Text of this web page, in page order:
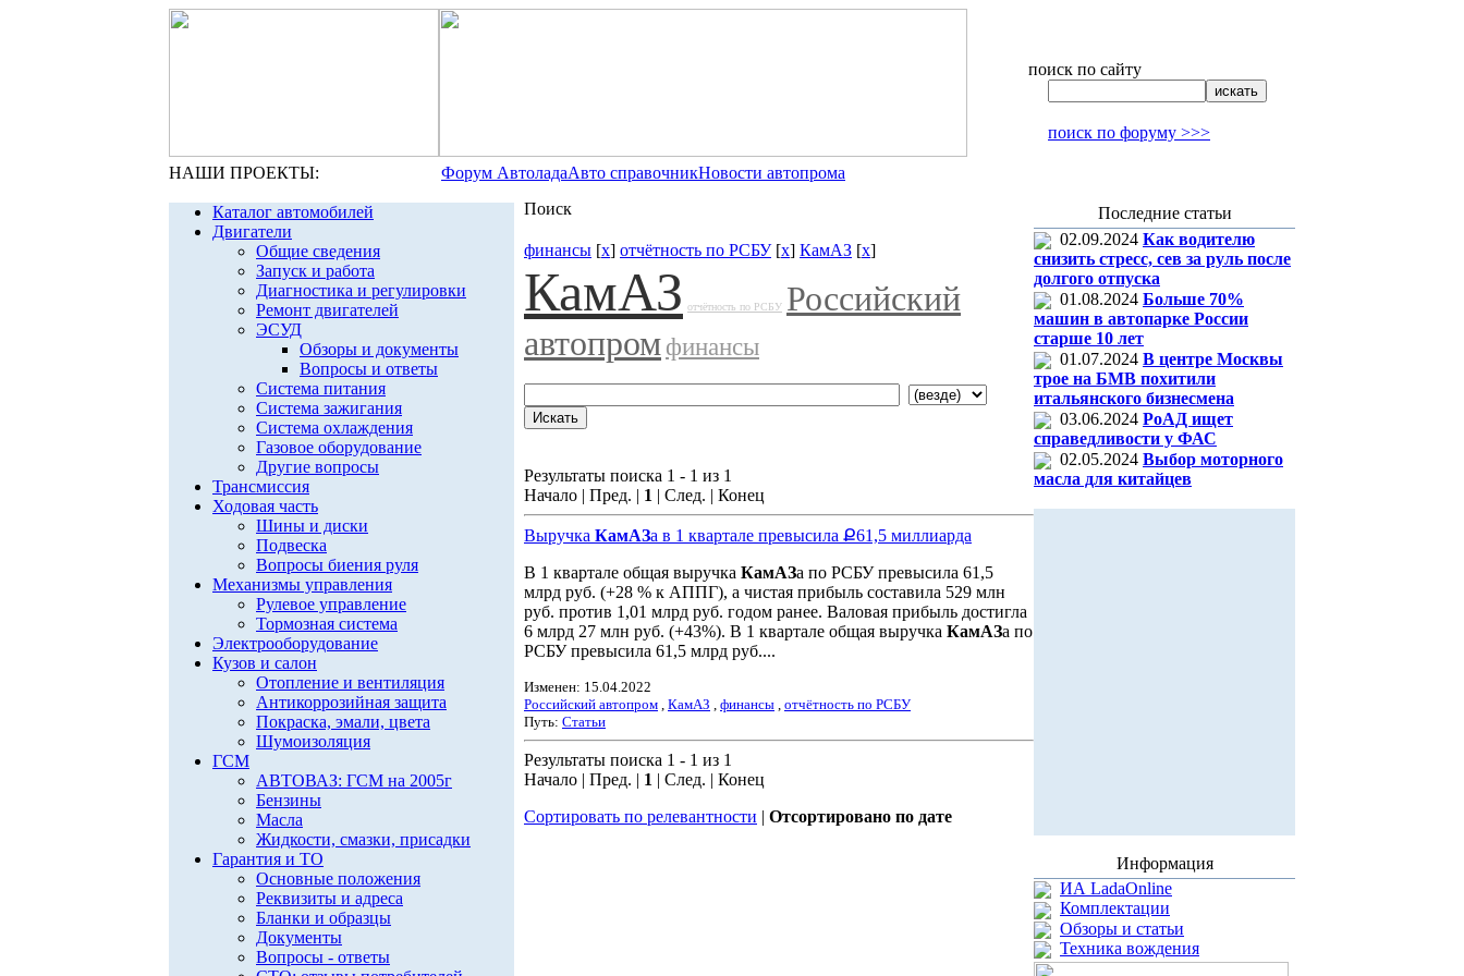
поиск по сайту
поиск по форуму >>>
НАШИ ПРОЕКТЫ: Форум АвтоладаАвто справочникНовости автопрома
Каталог автомобилей
Двигатели
Общие сведения
Запуск и работа
Диагностика и регулировки
Ремонт двигателей
ЭСУД
Обзоры и документы
Вопросы и ответы
Система питания
Система зажигания
Система охлаждения
Газовое оборудование
Другие вопросы
Трансмиссия
Ходовая часть
Шины и диски
Подвеска
Вопросы биения руля
Механизмы управления
Рулевое управление
Тормозная система
Электрооборудование
Кузов и салон
Отопление и вентиляция
Антикоррозийная защита
Покраска, эмали, цвета
Шумоизоляция
ГСМ
АВТОВАЗ: ГСМ на 2005г
Бензины
Масла
Жидкости, смазки, присадки
Гарантия и ТО
Основные положения
Реквизиты и адреса
Бланки и образцы
Документы
Вопросы - ответы
Поиск
финансы [x] отчётность по РСБУ[x] КамАЗ [x]
КамАЗ отчётность по РСБУ Российский
автопром финансы
Результаты поиска 1 - 1 из 1
Начало | Пред. | 1 | След. | Конец
Выручка КамАЗа в 1 квартале превысила Ք61,5 миллиарда
В 1 квартале общая выручка КамАЗа по РСБУ превысила 61,5
млрд руб. (+28 % к АППГ), а чистая прибыль составила 529 млн
руб. против 1,01 млрд руб. годом ранее. Валовая прибыль достигла
6 млрд 27 млн руб. (+43%). В 1 квартале общая выручка КамАЗа по
РСБУ превысила 61,5 млрд руб....
Изменен: 15.04.2022
Российский автопром , КамАЗ , финансы , отчётность по РСБУ
Путь: Статьи
Результаты поиска 1 - 1 из 1
Начало | Пред. | 1 | След. | Конец
Сортировать по релевантности | Отсортировано по дате
Последние статьи
02.09.2024 Как водителю
снизить стресс, сев за руль после
долгого отпуска
01.08.2024 Больше 70%
машин в автопарке России
старше 10 лет
01.07.2024 В центре Москвы
трое на БМВ похитили
итальянского бизнесмена
03.06.2024 РоАД ищет
справедливости у ФАС
02.05.2024 Выбор моторного
масла для китайцев
Информация
ИА LadaOnline
Комплектации
Обзоры и статьи
Техника вождения